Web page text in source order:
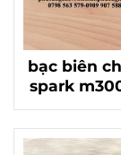
bạc biên
spark
hãng mã